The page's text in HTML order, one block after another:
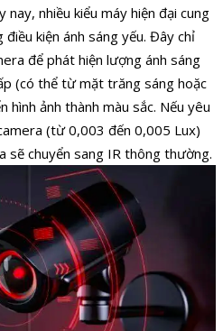
nhiều kiểu máy hiện đại cung
kiện ánh sáng yếu. Đây chỉ
để phát hiện lượng ánh sáng
(có thể từ mặt trăng sáng hoặc
hình ảnh thành màu sắc. Nếu yêu
(từ 0,003 đến 0,005 Lux)
sẽ chuyển sang IR thông thường.